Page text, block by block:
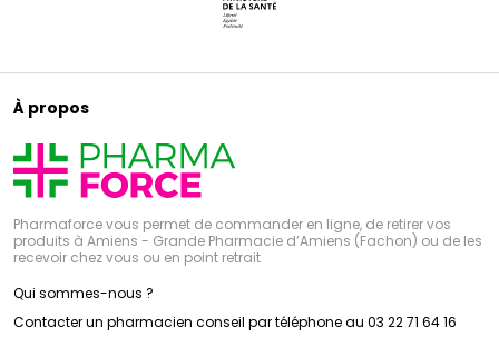
À propos
Pharmaforce vous permet de commander en ligne, de retirer vos
produits à Amiens - Grande Pharmacie d’Amiens (Fachon) ou de les
recevoir chez vous ou en point retrait
Qui sommes-nous ?
Contacter un pharmacien conseil par téléphone au 03 22 71 64 16